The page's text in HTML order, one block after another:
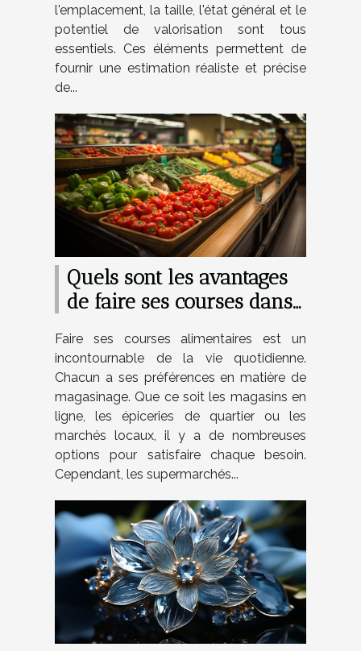
l'emplacement, la taille, l'état général et le
potentiel de valorisation sont tous
essentiels. Ces éléments permettent de
fournir une estimation réaliste et précise
de...
Quels sont les avantages
de faire ses courses dans
Faire ses courses alimentaires est un
incontournable de la vie quotidienne.
Chacun a ses préférences en matière de
magasinage. Que ce soit les magasins en
ligne, les épiceries de quartier ou les
marchés locaux, il y a de nombreuses
options pour satisfaire chaque besoin.
Cependant, les supermarchés...